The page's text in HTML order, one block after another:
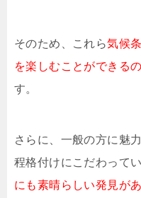
そのため、これら気候
を楽しむことができる
す。
さらに、一般の方に魅
程格付けにこだわって
にも素晴らしい発見が